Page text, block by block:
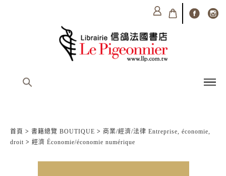
首頁 > 書籍總覽 BOUTIQUE > 商業/經濟/法律 Entreprise, économie,
droit > 經濟 Économie/économie numérique